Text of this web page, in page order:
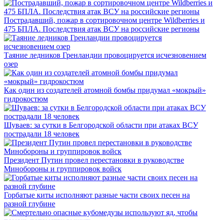
Пострадавший, пожар в сортировочном центре Wildberries и
475 БПЛА. Последствия атак ВСУ на российские регионы
Таяние ледников Гренландии провоцируется исчезновением
озер
Как один из создателей атомной бомбы придумал «мокрый»
гидрокостюм
Шуваев: за сутки в Белгородской области при атаках ВСУ
пострадали 18 человек
Президент Путин провел перестановки в руководстве
Минобороны и группировок войск
Горбатые киты исполняют разные части своих песен на
разной глубине